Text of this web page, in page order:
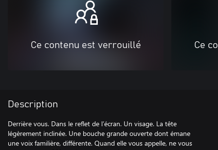
Ce contenu est verrouillé Ce
Description
Derrière vous. Dans le reflet de l’écran. Un visage. La tête
légèrement inclinée. Une bouche grande ouverte dont émane
une voix familière, différente. Quand elle vous appelle, ne vous